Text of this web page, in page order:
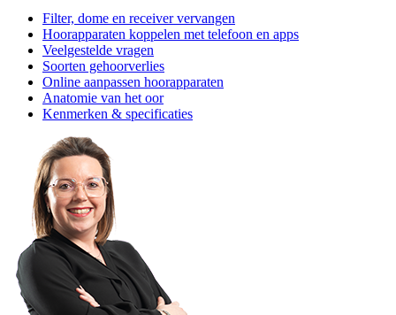
Filter, dome en receiver vervangen
Hoorapparaten koppelen met telefoon en apps
Veelgestelde vragen
Soorten gehoorverlies
Online aanpassen hoorapparaten
Anatomie van het oor
Kenmerken & specificaties